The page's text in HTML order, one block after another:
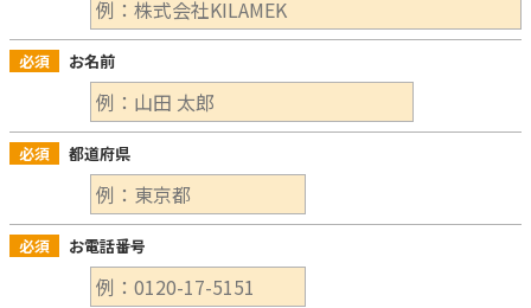
必須 お名前
必須 都道府県
必須 お電話番号